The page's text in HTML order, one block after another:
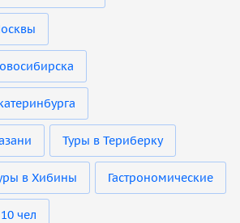
Туры в Териберку
в Хибины Гастрономические
чел